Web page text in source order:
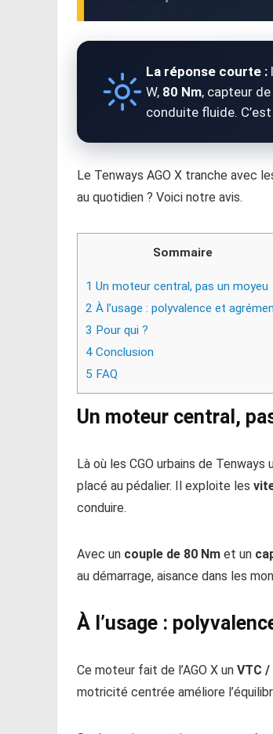
La réponse courte :
W, 80 Nm, capteur
conduite fluide.
Le Tenways AGO X tranche avec
au quotidien ? Voici notre avis.
Sommaire
1 Un moteur central, pas un moyeu
2 À l’usage : polyvalence et
3 Pour qui ?
4 Conclusion
5 FAQ
Un moteur central,
Là où les CGO urbains de
placé au pédalier. Il exploite les
conduire.
Avec un couple de 80 Nm et un
au démarrage, aisance dans les
À l’usage :
Ce moteur fait de l’AGO X un VTC
motricité centrée améliore